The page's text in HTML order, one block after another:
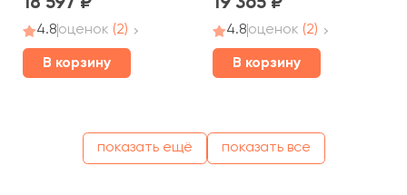
4.8оценок (2)
В корзину
4.8оценок (2)
В корзину
показать ещё показать все